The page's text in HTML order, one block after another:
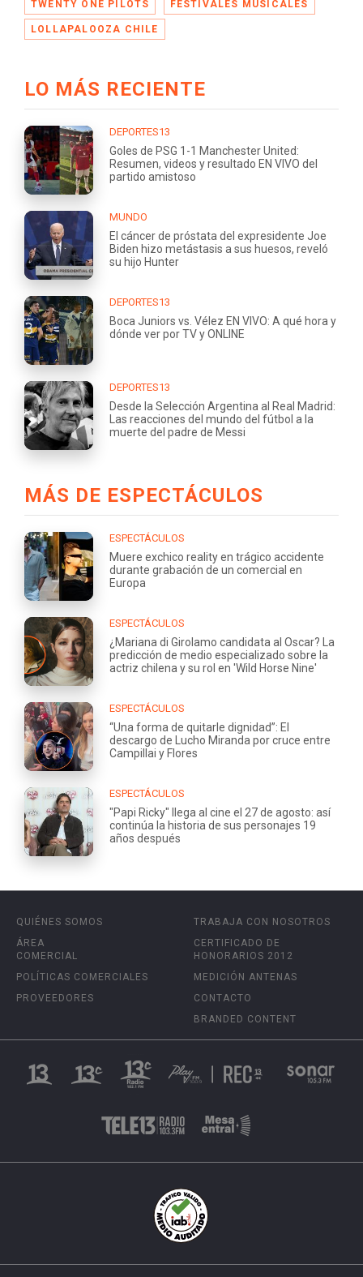
TWENTY ONE PILOTS FESTIVALES MUSICALES
LOLLAPALOOZA CHILE
LO MÁS RECIENTE
DEPORTES13
Goles de PSG 1-1 Manchester United:
Resumen, videos y resultado EN VIVO del
partido amistoso
MUNDO
El cáncer de próstata del expresidente Joe
Biden hizo metástasis a sus huesos, reveló
su hijo Hunter
DEPORTES13
Boca Juniors vs. Vélez EN VIVO: A qué hora y
dónde ver por TV y ONLINE
DEPORTES13
Desde la Selección Argentina al Real Madrid:
Las reacciones del mundo del fútbol a la
muerte del padre de Messi
MÁS DE ESPECTÁCULOS
ESPECTÁCULOS
Muere exchico reality en trágico accidente
durante grabación de un comercial en
Europa
ESPECTÁCULOS
¿Mariana di Girolamo candidata al Oscar? La
predicción de medio especializado sobre la
actriz chilena y su rol en 'Wild Horse Nine'
ESPECTÁCULOS
“Una forma de quitarle dignidad”: El
descargo de Lucho Miranda por cruce entre
Campillai y Flores
ESPECTÁCULOS
"Papi Ricky" llega al cine el 27 de agosto: así
continúa la historia de sus personajes 19
años después
QUIÉNES SOMOS
ÁREA
COMERCIAL
POLÍTICAS COMERCIALES
PROVEEDORES
TRABAJA CON NOSOTROS
CERTIFICADO DE
HONORARIOS 2012
MEDICIÓN ANTENAS
CONTACTO
BRANDED CONTENT